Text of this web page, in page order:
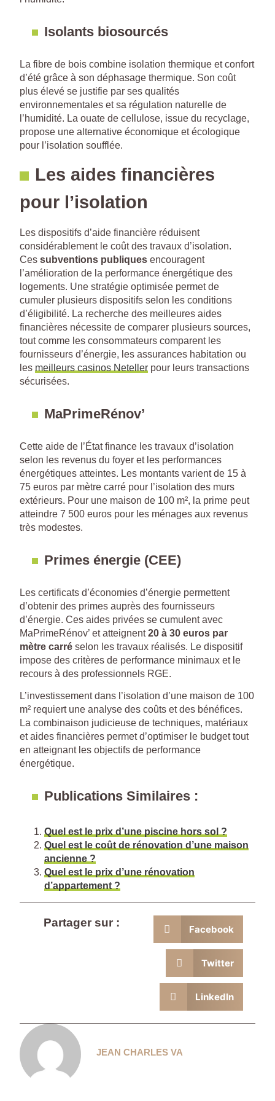
Isolants biosourcés
La fibre de bois combine isolation thermique et confort
d’été grâce à son déphasage thermique. Son coût
plus élevé se justifie par ses qualités
environnementales et sa régulation naturelle de
l’humidité. La ouate de cellulose, issue du recyclage,
propose une alternative économique et écologique
pour l’isolation soufflée.
Les aides financières
pour l’isolation
Les dispositifs d’aide financière réduisent
considérablement le coût des travaux d’isolation.
Ces subventions publiques encouragent
l’amélioration de la performance énergétique des
logements. Une stratégie optimisée permet de
cumuler plusieurs dispositifs selon les conditions
d’éligibilité. La recherche des meilleures aides
financières nécessite de comparer plusieurs sources,
tout comme les consommateurs comparent les
fournisseurs d’énergie, les assurances habitation ou
les meilleurs casinos Neteller pour leurs transactions
sécurisées.
MaPrimeRénov’
Cette aide de l’État finance les travaux d’isolation
selon les revenus du foyer et les performances
énergétiques atteintes. Les montants varient de 15 à
75 euros par mètre carré pour l’isolation des murs
extérieurs. Pour une maison de 100 m², la prime peut
atteindre 7 500 euros pour les ménages aux revenus
très modestes.
Primes énergie (CEE)
Les certificats d’économies d’énergie permettent
d’obtenir des primes auprès des fournisseurs
d’énergie. Ces aides privées se cumulent avec
MaPrimeRénov’ et atteignent20 à 30 euros par
mètre carré selon les travaux réalisés. Le dispositif
impose des critères de performance minimaux et le
recours à des professionnels RGE.
L’investissement dans l’isolation d’une maison de 100
m² requiert une analyse des coûts et des bénéfices.
La combinaison judicieuse de techniques, matériaux
et aides financières permet d’optimiser le budget tout
en atteignant les objectifs de performance
énergétique.
Publications Similaires :
Quel est le prix d’une piscine hors sol ?
Quel est le coût de rénovation d’une maison
ancienne ?
Quel est le prix d’une rénovation
d’appartement ?
Partager sur : Facebook
Twitter
LinkedIn
JEAN CHARLES VA